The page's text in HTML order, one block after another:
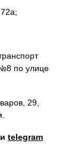
по улице
29,
и telegram